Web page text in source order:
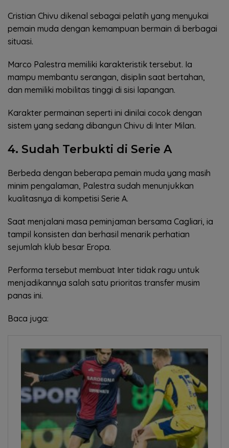
Cristian Chivu dikenal sebagai pelatih yang menyukai
pemain muda dengan kemampuan bermain di berbagai
situasi.
Marco Palestra memiliki karakteristik tersebut. Ia
mampu membantu serangan, disiplin saat bertahan,
dan memiliki mobilitas tinggi di sisi lapangan.
Karakter permainan seperti ini dinilai cocok dengan
sistem yang sedang dibangun Chivu di Inter Milan.
4. Sudah Terbukti di Serie A
Berbeda dengan beberapa pemain muda yang masih
minim pengalaman, Palestra sudah menunjukkan
kualitasnya di kompetisi Serie A.
Saat menjalani masa peminjaman bersama Cagliari, ia
tampil konsisten dan berhasil menarik perhatian
sejumlah klub besar Eropa.
Performa tersebut membuat Inter tidak ragu untuk
menjadikannya salah satu prioritas transfer musim
panas ini.
Baca juga: